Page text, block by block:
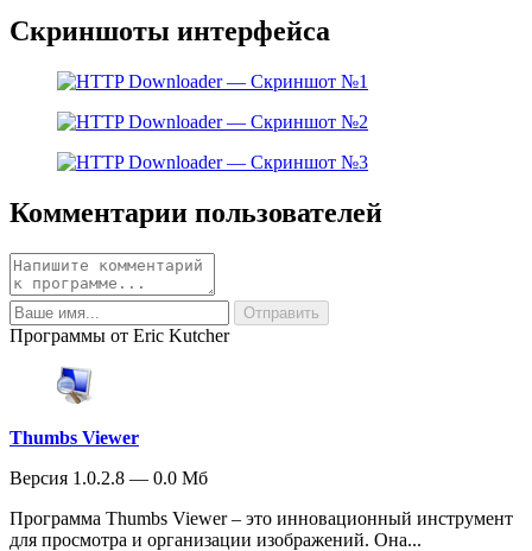
Скриншоты интерфейса
Комментарии пользователей
Программы от Eric Kutcher
Thumbs Viewer
Версия 1.0.2.8 — 0.0 Мб
Программа Thumbs Viewer – это инновационный инструмент
для просмотра и организации изображений. Она...